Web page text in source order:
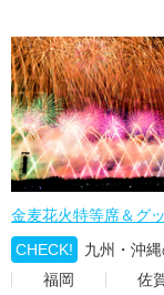
金麦花火特等席＆グ
CHECK!
九州・沖
福岡
佐